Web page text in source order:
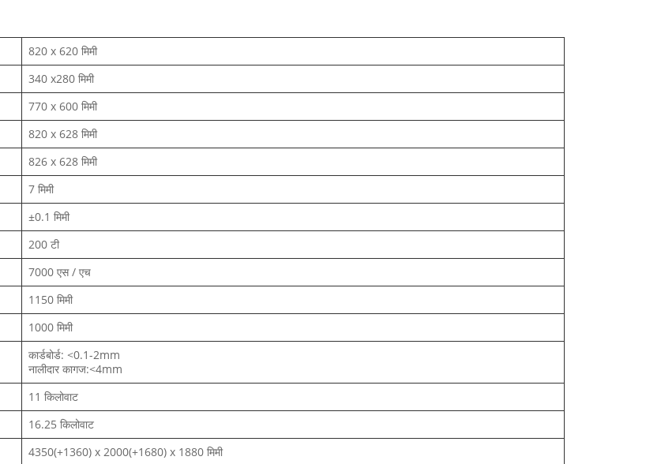
820 x 620 मिमी
340 x280 मिमी
770 x 600 मिमी
820 x 628 मिमी
826 x 628 मिमी
7 मिमी
±0.1 मिमी
200 टी
7000 एस / एच
1150 मिमी
1000 मिमी
कार्डबोर्ड: <0.1-2mm
नालीदार कागज:<4mm
11 किलोवाट
16.25 किलोवाट
4350(+1360) x 2000(+1680) x 1880 मिमी